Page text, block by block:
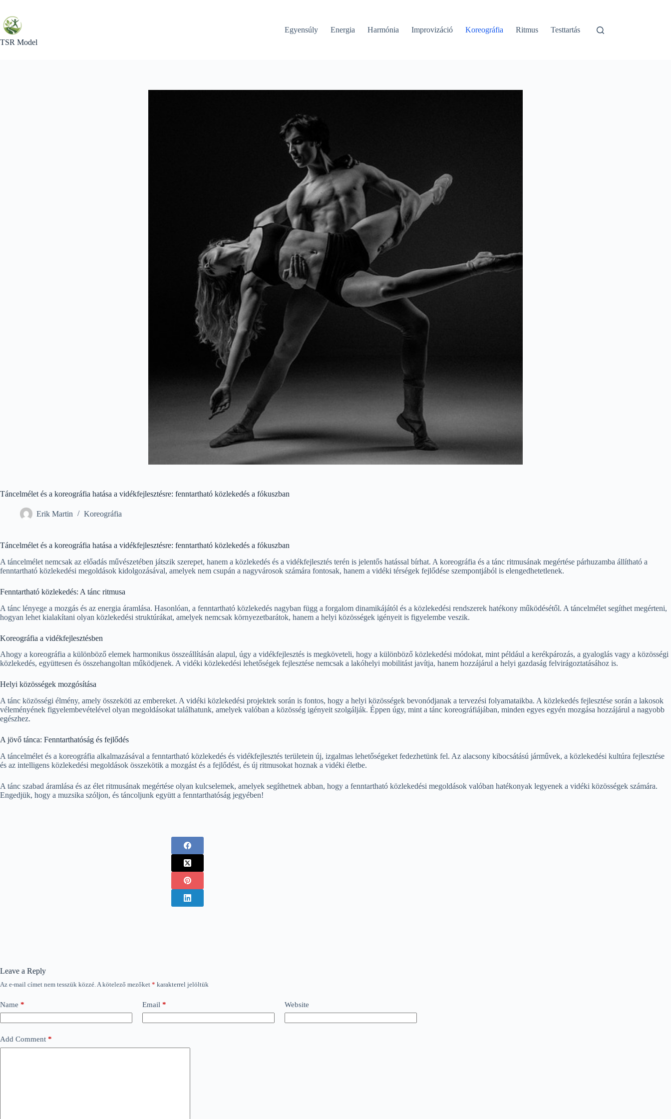
content
TSR Model
Egyensúly Energia Harmónia Improvizáció Koreográfia Ritmus Testtartás
Táncelmélet és a koreográfia hatása a vidékfejlesztésre: fenntartható közlekedés a fókuszban
Erik Martin Koreográfia
Táncelmélet és a koreográfia hatása a vidékfejlesztésre: fenntartható közlekedés a fókuszban
A táncelmélet nemcsak az előadás művészetében játszik szerepet, hanem a közlekedés és a vidékfejlesztés terén is jelentős hatással bírhat. A koreográfia és a tánc ritmusának megértése párhuzamba állítható a
fenntartható közlekedési megoldások kidolgozásával, amelyek nem csupán a nagyvárosok számára fontosak, hanem a vidéki térségek fejlődése szempontjából is elengedhetetlenek.
Fenntartható közlekedés: A tánc ritmusa
A tánc lényege a mozgás és az energia áramlása. Hasonlóan, a fenntartható közlekedés nagyban függ a forgalom dinamikájától és a közlekedési rendszerek hatékony működésétől. A táncelmélet segíthet megérteni,
hogyan lehet kialakítani olyan közlekedési struktúrákat, amelyek nemcsak környezetbarátok, hanem a helyi közösségek igényeit is figyelembe veszik.
Koreográfia a vidékfejlesztésben
Ahogy a koreográfia a különböző elemek harmonikus összeállításán alapul, úgy a vidékfejlesztés is megköveteli, hogy a különböző közlekedési módokat, mint például a kerékpározás, a gyaloglás vagy a közösségi
közlekedés, együttesen és összehangoltan működjenek. A vidéki közlekedési lehetőségek fejlesztése nemcsak a lakóhelyi mobilitást javítja, hanem hozzájárul a helyi gazdaság felvirágoztatásához is.
Helyi közösségek mozgósítása
A tánc közösségi élmény, amely összeköti az embereket. A vidéki közlekedési projektek során is fontos, hogy a helyi közösségek bevonódjanak a tervezési folyamataikba. A közlekedés fejlesztése során a lakosok
véleményének figyelembevételével olyan megoldásokat találhatunk, amelyek valóban a közösség igényeit szolgálják. Éppen úgy, mint a tánc koreográfiájában, minden egyes egyén mozgása hozzájárul a nagyobb
egészhez.
A jövő tánca: Fenntarthatóság és fejlődés
A táncelmélet és a koreográfia alkalmazásával a fenntartható közlekedés és vidékfejlesztés területein új, izgalmas lehetőségeket fedezhetünk fel. Az alacsony kibocsátású járművek, a közlekedési kultúra fejlesztése
és az intelligens közlekedési megoldások összekötik a mozgást és a fejlődést, és új ritmusokat hoznak a vidéki életbe.
A tánc szabad áramlása és az élet ritmusának megértése olyan kulcselemek, amelyek segíthetnek abban, hogy a fenntartható közlekedési megoldások valóban hatékonyak legyenek a vidéki közösségek számára.
Engedjük, hogy a muzsika szóljon, és táncoljunk együtt a fenntarthatóság jegyében!
Leave a Reply
Az e-mail címet nem tesszük közzé. A kötelező mezőket * karakterrel jelöltük
Name * Email * Website
Add Comment *